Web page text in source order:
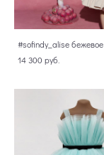
#sofindy_alise бежевое
14 300 pуб.